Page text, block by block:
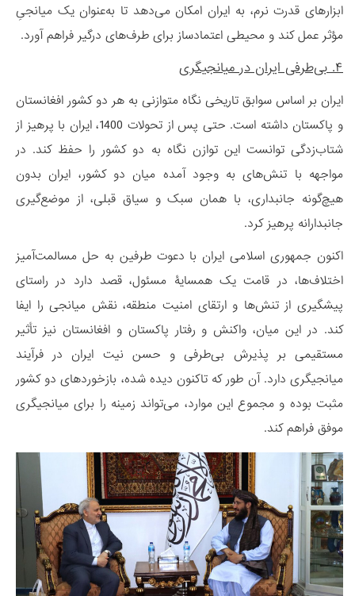
ابزارهای قدرت نرم، به ایران امکان می‌دهد تا به‌عنوان یک میانجیِ
مؤثر عمل کند و محیطی اعتمادساز برای طرف‌های درگیر فراهم آورد.
۴. بی‌طرفی ایران در میانجیگری
ایران بر اساس سوابق تاریخی نگاه متوازنی به هر دو کشور افغانستان
و پاکستان داشته است. حتی پس از تحولات 1400، ایران با پرهیز از
شتاب‌زدگی توانست این توازن نگاه به دو کشور را حفظ کند. در
مواجهه با تنش‌های به وجود آمده میان دو کشور، ایران بدون
هیچ‌گونه جانبداری، با همان سبک و سیاق قبلی، از موضع‌گیری
جانبدارانه پرهیز کرد.
اکنون جمهوری اسلامی ایران با دعوت طرفین به حل مسالمت‌آمیز
اختلاف‌ها، در قامت یک همسایۀ مسئول، قصد دارد در راستای
پیشگیری از تنش‌ها و ارتقای امنیت منطقه، نقش میانجی را ایفا
کند. در این میان، واکنش و رفتار پاکستان و افغانستان نیز تأثیر
مستقیمی بر پذیرش بی‌طرفی و حسن نیت ایران در فرآیند
میانجیگری دارد. آن طور که تاکنون دیده شده، بازخوردهای دو کشور
مثبت بوده و مجموع این موارد، می‌تواند زمینه را برای میانجیگری
موفق فراهم کند.